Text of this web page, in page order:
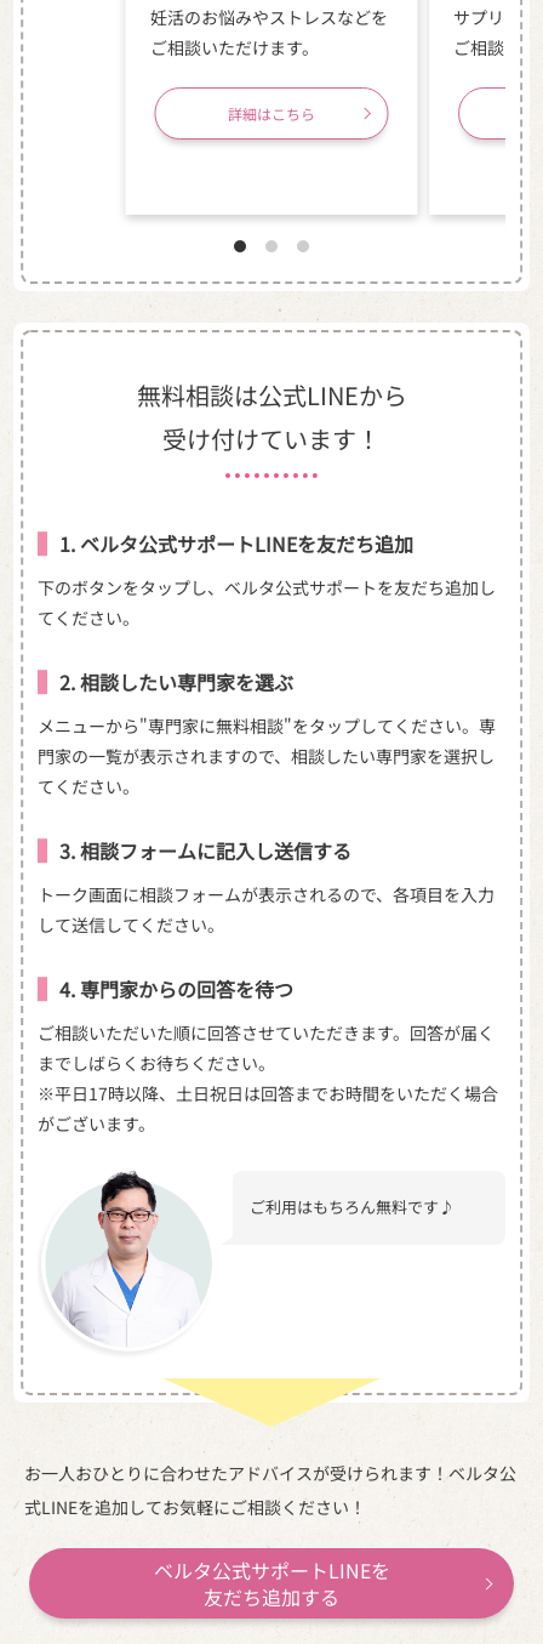
妊活のお悩みやストレスなどを
ご相談いただけます。
詳細はこちら
サプリメ
ご相談い
無料相談は公式LINEから
受け付けています！
1. ベルタ公式サポートLINEを友だち追加
下のボタンをタップし、ベルタ公式サポートを友だち追加し
てください。
2. 相談したい専門家を選ぶ
メニューから"専門家に無料相談"をタップしてください。専
門家の一覧が表示されますので、相談したい専門家を選択し
てください。
3. 相談フォームに記入し送信する
トーク画面に相談フォームが表示されるので、各項目を入力
して送信してください。
4. 専門家からの回答を待つ
ご相談いただいた順に回答させていただきます。回答が届く
までしばらくお待ちください。
※平日17時以降、土日祝日は回答までお時間をいただく場合
がございます。
ご利用はもちろん無料です♪
お一人おひとりに合わせたアドバイスが受けられます！ベルタ公
式LINEを追加してお気軽にご相談ください！
ベルタ公式サポートLINEを
友だち追加する